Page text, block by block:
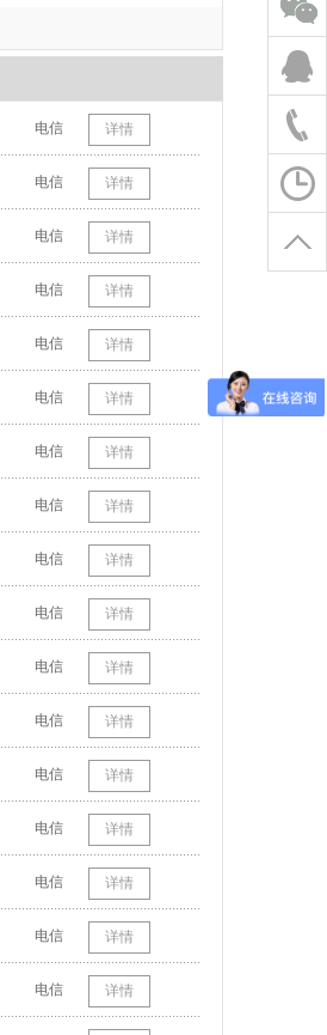
电信 详情
电信 详情
电信 详情
电信 详情
电信 详情
电信 详情
电信 详情
电信 详情
电信 详情
电信 详情
电信 详情
电信 详情
电信 详情
电信 详情
电信 详情
电信 详情
电信 详情